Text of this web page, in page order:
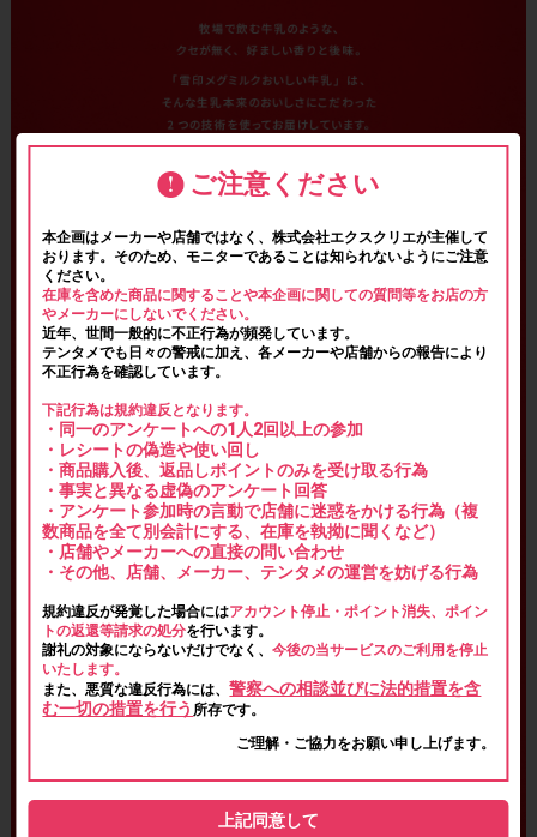
ご注意ください
本企画はメーカーや店舗ではなく、株式会社エクスクリエが主催して
おります。そのため、モニターであることは知られないようにご注意
ください。
在庫を含めた商品に関することや本企画に関しての質問等をお店の方
やメーカーにしないでください。
近年、世間一般的に不正行為が頻発しています。
テンタメでも日々の警戒に加え、各メーカーや店舗からの報告により
不正行為を確認しています。
下記行為は規約違反となります。
・同一のアンケートへの1人2回以上の参加
・レシートの偽造や使い回し
・商品購入後、返品しポイントのみを受け取る行為
・事実と異なる虚偽のアンケート回答
・アンケート参加時の言動で店舗に迷惑をかける行為（複
数商品を全て別会計にする、在庫を執拗に聞くなど）
・店舗やメーカーへの直接の問い合わせ
・その他、店舗、メーカー、テンタメの運営を妨げる行為
規約違反が発覚した場合にはアカウント停止・ポイント消失、ポイン
トの返還等請求の処分を行います。
謝礼の対象にならないだけでなく、今後の当サービスのご利用を停止
いたします。
また、悪質な違反行為には、警察への相談並びに法的措置を含
む一切の措置を行う 所存です。
ご理解・ご協力をお願い申し上げます。
上記同意して